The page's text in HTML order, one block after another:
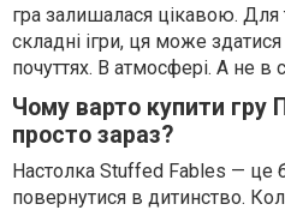
гра залишалася цікавою.
складні ігри, ця може
почуттях. В атмосфері. А не в
Чому варто купити гру
просто зараз?
Настолка Stuffed Fables — це
повернутися в дитинство.